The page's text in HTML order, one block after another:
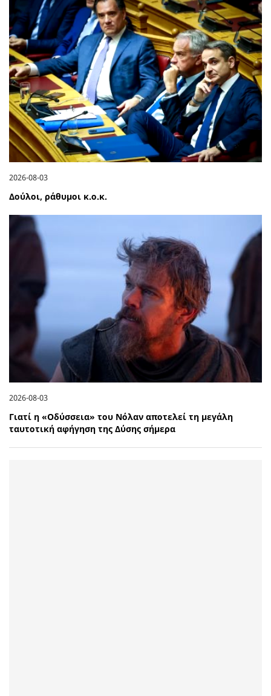
2026-08-03
Δούλοι, ράθυμοι κ.ο.κ.
2026-08-03
Γιατί η «Οδύσσεια» του Νόλαν αποτελεί τη μεγάλη
ταυτοτική αφήγηση της Δύσης σήμερα